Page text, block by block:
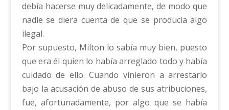
debía hacerse muy delicadamente, de modo que
nadie se diera cuenta de que se producía algo
ilegal.
Por supuesto, Milton lo sabía muy bien, puesto
que era él quien lo había arreglado todo y había
cuidado de ello. Cuando vinieron a arrestarlo
bajo la acusación de abuso de sus atribuciones,
fue, afortunadamente, por algo que se había